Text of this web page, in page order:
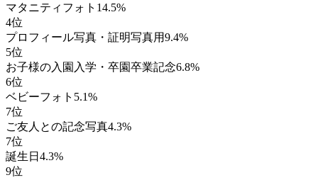
マタニティフォト 14.5%
4位
プロフィール写真・証明写真用9.4%
5位
お子様の入園入学・卒園卒業記念6.8%
6位
ベビーフォト 5.1%
7位
ご友人との記念写真4.3%
7位
誕生日 4.3%
9位